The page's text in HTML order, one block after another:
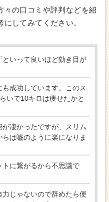
々の口コミや評判などを紹
してみてください。
いって良いほど効き目が
成功しています。このス
いで10キロは痩せたかと
凄かったですが、スリム
らは嘘のように楽になりま
に繋がるから不思議で
じゃないので辞めたら便